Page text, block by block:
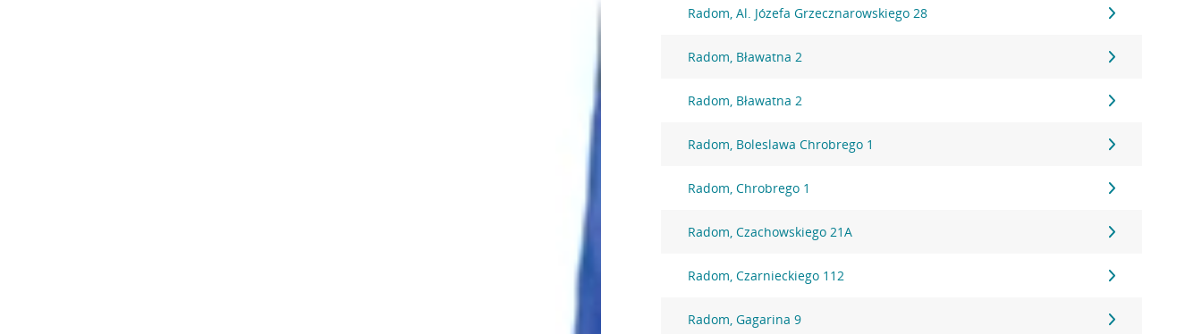
Radom, Al. Józefa Grzecznarowskiego 28
Radom, Bławatna 2
Radom, Bławatna 2
Radom, Boleslawa Chrobrego 1
Radom, Chrobrego 1
Radom, Czachowskiego 21A
Radom, Czarnieckiego 112
Radom, Gagarina 9